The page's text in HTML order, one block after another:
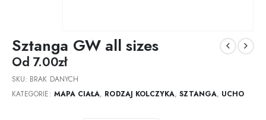
Sztanga GW all sizes
Od 7.00zł
SKU: BRAK DANYCH
KATEGORIE: MAPA CIAŁA, RODZAJ KOLCZYKA,SZTANGA, UCHO